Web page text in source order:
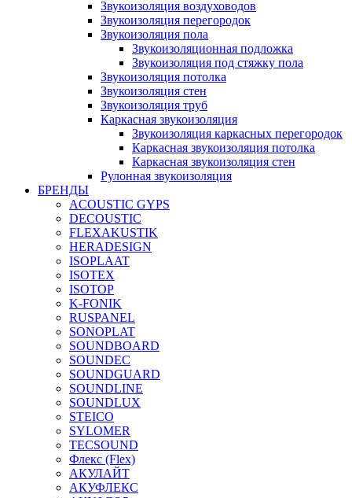
Звукоизоляция воздуховодов
Звукоизоляция перегородок
Звукоизоляция пола
Звукоизоляционная подложка
Звукоизоляция под стяжку пола
Звукоизоляция потолка
Звукоизоляция стен
Звукоизоляция труб
Каркасная звукоизоляция
Звукоизоляция каркасных перегородок
Каркасная звукоизоляция потолка
Каркасная звукоизоляция стен
Рулонная звукоизоляция
БРЕНДЫ
ACOUSTIC GYPS
DECOUSTIC
FLEXAKUSTIK
HERADESIGN
ISOPLAAT
ISOTEX
ISOTOP
K-FONIK
RUSPANEL
SONOPLAT
SOUNDBOARD
SOUNDEC
SOUNDGUARD
SOUNDLINE
SOUNDLUX
STEICO
SYLOMER
TECSOUND
Флекс (Flex)
АКУЛАЙТ
АКУФЛЕКС